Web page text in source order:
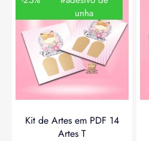
unha
Kit de Artes em PDF 14
Artes T